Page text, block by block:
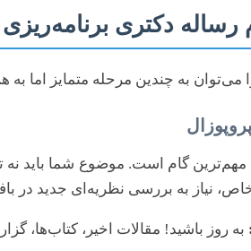
رساله دکتری
می‌توان به چندین مرحله متمایز
مهم‌ترین گام است. موضوع شما باید
نیاز به بررسی نظریه‌ای جدید در
به روز باشید! مقالات اخیر، کتاب‌ها،